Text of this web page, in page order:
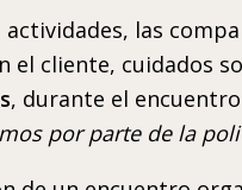
las
cliente, cuidados
, durante el
por parte de la